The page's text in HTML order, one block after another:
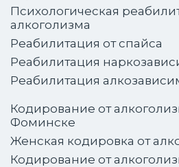
Психологическая
алкоголизма
Реабилитация от спайса
Реабилитация
Реабилитация
Кодирование от
Фоминске
Женская кодировка от
Кодирование от